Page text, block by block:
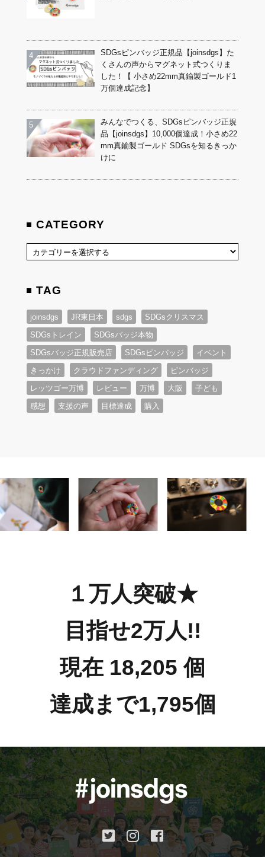
SDGsピンバッジ正規品【joinsdgs】た
くさんの声からマグネット式つくりま
した！【 小さめ22mm真鍮製ゴールド1
万個達成記念】
みんなでつくる、SDGsピンバッジ正規
品【joinsdgs】10,000個達成！小さめ22
mm真鍮製ゴールド SDGsを知るきっか
けに
CATEGORY
TAG
joinsdgs JR東日本 sdgs
SDGsクリスマス
SDGsトレイン
SDGsバッジ本物
SDGsバッジ正規販売店
SDGsピンバッジ
イベント
きっかけ
クラウドファンディング
ピンバッジ
レッツゴー万博
レビュー 万博 大阪
子ども
感想
支援の声 目標達成 購入
１万人突破★
目指せ2万人!!
現在 18,205 個
達成まで1,795個